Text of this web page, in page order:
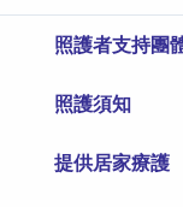
照護者支持團
照護須知
提供居家療護